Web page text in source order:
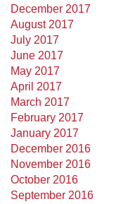
December 2017
August 2017
July 2017
June 2017
May 2017
April 2017
March 2017
February 2017
January 2017
December 2016
November 2016
October 2016
September 2016